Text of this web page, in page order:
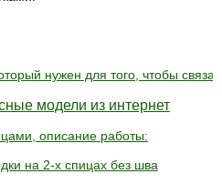
нужен для того, чтобы
модели из интернет
описание работы:
на 2-х спицах без шва